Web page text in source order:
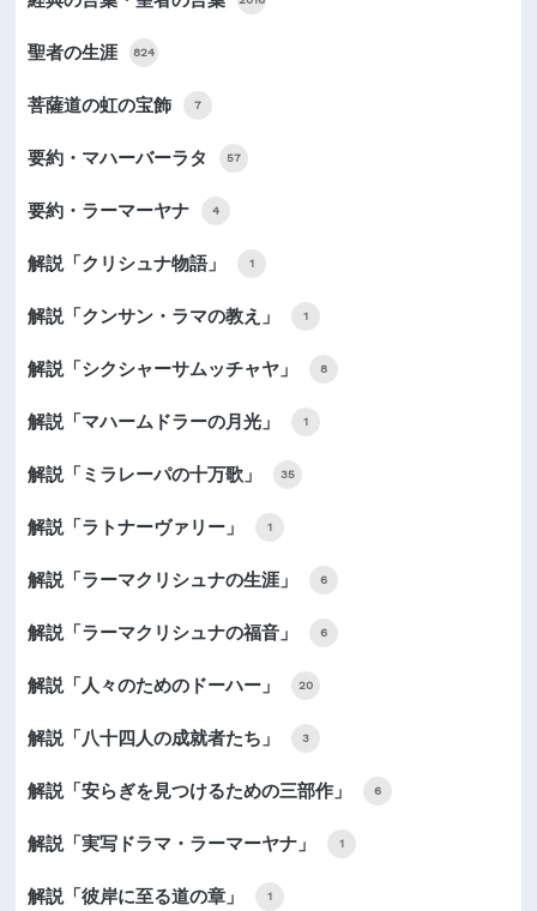
聖者の生涯 824
菩薩道の虹の宝飾 7
要約・マハーバーラタ 57
要約・ラーマーヤナ 4
解説「クリシュナ物語」 1
解説「クンサン・ラマの教え」 1
解説「シクシャーサムッチャヤ」 8
解説「マハームドラーの月光」 1
解説「ミラレーパの十万歌」 35
解説「ラトナーヴァリー」 1
解説「ラーマクリシュナの生涯」 6
解説「ラーマクリシュナの福音」 6
解説「人々のためのドーハー」 20
解説「八十四人の成就者たち」 3
解説「安らぎを見つけるための三部作」 6
解説「実写ドラマ・ラーマーヤナ」 1
解説「彼岸に至る道の章」 1